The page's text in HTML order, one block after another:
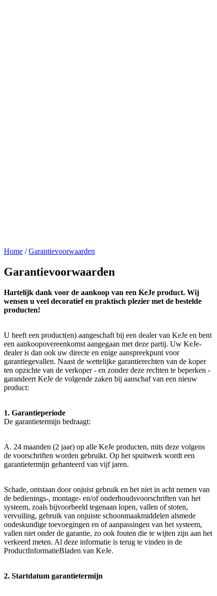
Home / Garantievoorwaarden
Garantievoorwaarden
Hartelijk dank voor de aankoop van een KeJe product. Wij
wensen u veel decoratief en praktisch plezier met de bestelde
producten!
U heeft een product(en) aangeschaft bij een dealer van KeJe en bent
een aankoopovereenkomst aangegaan met deze partij. Uw KeJe-
dealer is dan ook uw directe en enige aanspreekpunt voor
garantiegevallen. Naast de wettelijke garantierechten van de koper
ten opzichte van de verkoper - en zonder deze rechten te beperken -
garandeert KeJe de volgende zaken bij aanschaf van een nieuw
product:
1. Garantieperiode
De garantietermijn bedraagt:
A. 24 maanden (2 jaar) op alle KeJe producten, mits deze volgens
de voorschriften worden gebruikt. Op het spuitwerk wordt een
garantietermijn gehanteerd van vijf jaren.
Schade, ontstaan door onjuist gebruik en het niet in acht nemen van
de bedienings-, montage- en/of onderhoudsvoorschriften van het
systeem, zoals bijvoorbeeld tegenaan lopen, vallen of stoten,
vervuiling, gebruik van onjuiste schoonmaakmiddelen alsmede
ondeskundige toevoegingen en of aanpassingen van het systeem,
vallen niet onder de garantie, zo ook fouten die te wijten zijn aan het
verkeerd meten. Al deze informatie is terug te vinden in de
ProductInformatieBladen van KeJe.
2. Startdatum garantietermijn